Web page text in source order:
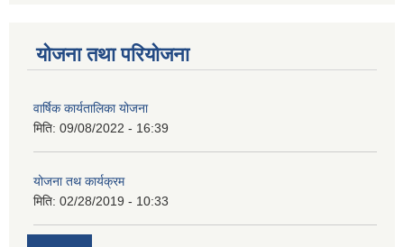
योजना तथा परियोजना
वार्षिक कार्यतालिका योजना
मिति: 09/08/2022 - 16:39
योजना तथ कार्यक्रम
मिति: 02/28/2019 - 10:33